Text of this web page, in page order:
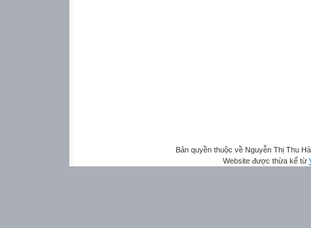
Bản quyền thuộc về Nguyễn Thị Thu
Website được thừa kế từ